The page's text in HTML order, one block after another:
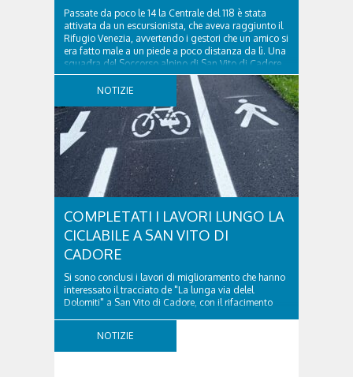
Passate da poco le 14 la Centrale del 118 è stata
attivata da un escursionista, che aveva raggiunto il
Rifugio Venezia, avvertendo i gestori che un amico si
era fatto male a un piede a poco distanza da lì. Una
squadra del Soccorso alpino di San Vito di Cadore
ha quindi raggiunto l'infortunato...
NOTIZIE
COMPLETATI I LAVORI LUNGO LA
CICLABILE A SAN VITO DI
CADORE
Si sono conclusi i lavori di miglioramento che hanno
interessato il tracciato de "La lunga via delel
Dolomiti" a San Vito di Cadore, con il rifacimento
appositi dissuasori in corrispondenza...
NOTIZIE